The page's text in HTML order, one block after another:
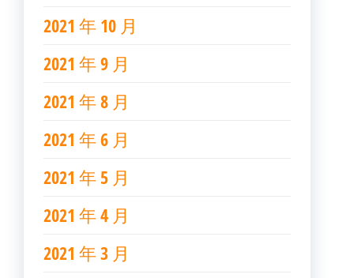
2021 年 10 月
2021 年 9 月
2021 年 8 月
2021 年 6 月
2021 年 5 月
2021 年 4 月
2021 年 3 月